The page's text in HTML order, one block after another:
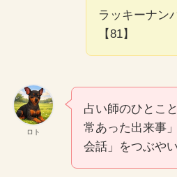
ラッキーナン
【81】
ロト
占い師のひとこ
常あった出来事
会話」をつぶや